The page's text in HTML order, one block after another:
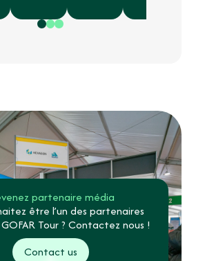
partenaire média
être l’un des partenaires
Tour ? Contactez nous !
Contact us